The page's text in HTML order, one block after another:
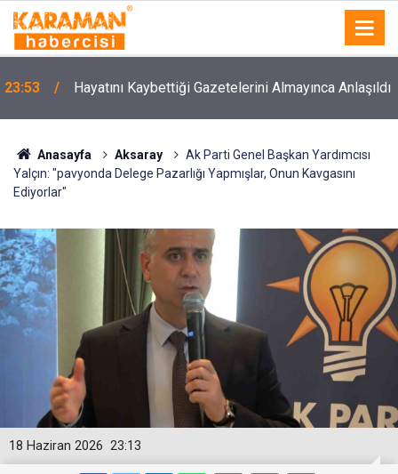
23:53 Hayatını Kaybettiği Gazetelerini Almayınca Anlaşıldı
Anasayfa Aksaray
Ak Parti Genel Başkan Yardımcısı
Yalçın: "pavyonda Delege Pazarlığı Yapmışlar, Onun Kavgasını
Ediyorlar"
23:13
18 Haziran 2026